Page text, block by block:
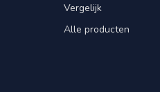
Vergelijk
Alle producten